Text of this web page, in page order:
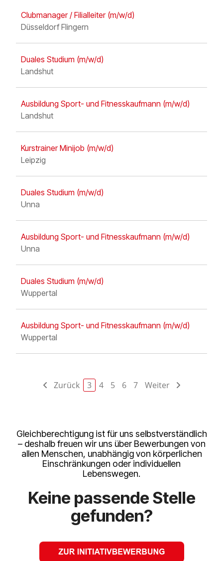
Clubmanager / Filialleiter (m/w/d)
Düsseldorf Flingern
Duales Studium (m/w/d)
Landshut
Ausbildung Sport- und Fitness­kaufmann (m/w/d)
Landshut
Kurstrainer Minijob (m/w/d)
Leipzig
Duales Studium (m/w/d)
Unna
Ausbildung Sport- und Fitness­kaufmann (m/w/d)
Unna
Duales Studium (m/w/d)
Wuppertal
Ausbildung Sport- und Fitness­kaufmann (m/w/d)
Wuppertal
Zurück 3 4 5 6 7 Weiter
Gleichberechtigung ist für uns selbstverständlich
– deshalb freuen wir uns über Bewerbungen von
allen Menschen, unabhängig von körperlichen
Einschränkungen oder individuellen
Lebenswegen.
Keine passende Stelle
gefunden?